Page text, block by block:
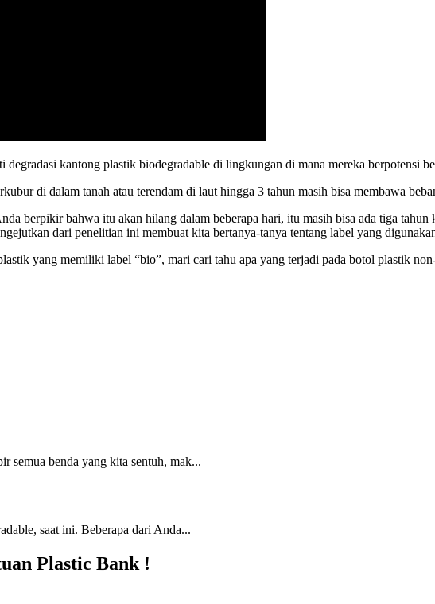
degradasi kantong plastik biodegradable di lingkungan di mana mereka berpotensi
di dalam tanah atau terendam di laut hingga 3 tahun masih bisa membawa
berpikir bahwa itu akan hilang dalam beberapa hari, itu masih bisa ada tiga tahun
dari penelitian ini membuat kita bertanya-tanya tentang label yang
yang memiliki label “bio”, mari cari tahu apa yang terjadi pada botol plastik non
semua benda yang kita sentuh, mak...
saat ini. Beberapa dari Anda...
Plastic Bank !